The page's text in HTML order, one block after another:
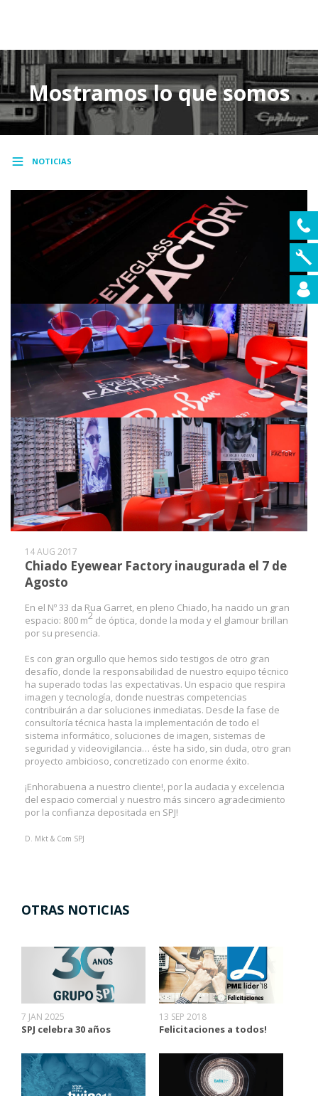
Mostramos lo que somos
NOTICIAS
14 AUG 2017
Chiado Eyewear Factory inaugurada el 7 de
Agosto
En el Nº 33 da Rua Garret, en pleno Chiado, ha nacido un gran
espacio: 800 m2 de óptica, donde la moda y el glamour brillan
por su presencia.
Es con gran orgullo que hemos sido testigos de otro gran
desafío, donde la responsabilidad de nuestro equipo técnico
ha superado todas las expectativas. Un espacio que respira
imagen y tecnología, donde nuestras competencias
contribuirán a dar soluciones inmediatas. Desde la fase de
consultoría técnica hasta la implementación de todo el
sistema informático, soluciones de imagen, sistemas de
seguridad y videovigilancia… éste ha sido, sin duda, otro gran
proyecto ambicioso, concretizado con enorme éxito.
¡Enhorabuena a nuestro cliente!, por la audacia y excelencia
del espacio comercial y nuestro más sincero agradecimiento
por la confianza depositada en SPJ!
D. Mkt & Com SPJ
OTRAS NOTICIAS
7 JAN 2025
SPJ celebra 30 años
13 SEP 2018
Felicitaciones a todos!